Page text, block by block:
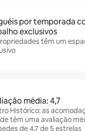
por temporada
exclusivos
têm um
média: 4,7
Histórico: as
têm uma avaliação
de 4,7 de 5 estrelas